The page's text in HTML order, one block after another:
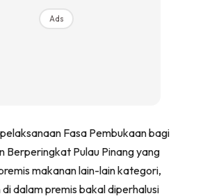
Ads
Fasa Pembukaan bagi
Berperingkat Pulau Pinang yang
makanan lain-lain kategori,
dalam premis bakal diperhalusi